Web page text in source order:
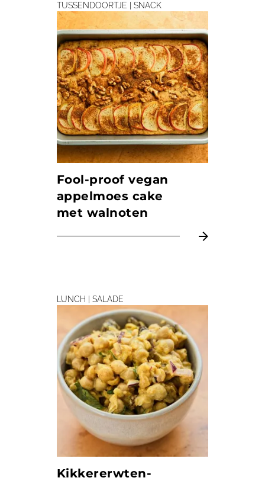
TUSSENDOORTJE | SNACK
Fool-proof vegan
appelmoes cake
met walnoten
LUNCH | SALADE
Kikkererwten-